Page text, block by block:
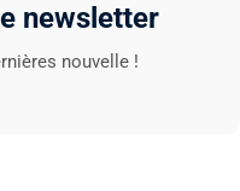
newsletter
nouvelle !